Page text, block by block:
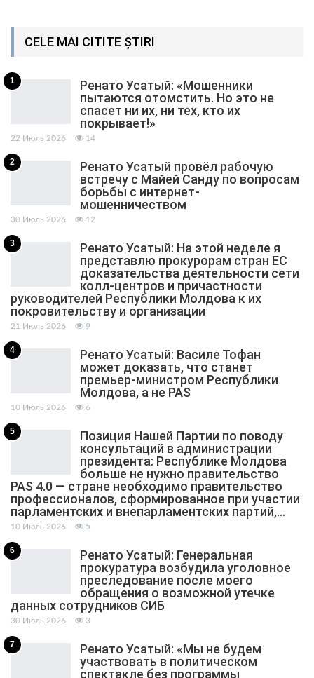
CELE MAI CITITE ȘTIRI
1
Ренато Усатый: «Мошенники
пытаются отомстить. Но это не
спасет ни их, ни тех, кто их
покрывает!»
22 Июль 2026 14
2
Ренато Усатый провёл рабочую
встречу с Майей Санду по вопросам
борьбы с интернет-
мошенничеством
30 Июль 2026 12
3
Ренато Усатый: На этой неделе я
представлю прокурорам стран ЕС
доказательства деятельности сети
колл-центров и причастности
руководителей Республики Молдова к их
покровительству и организации
21 Июль 2026 9
4
Ренато Усатый: Василе Тофан
может доказать, что станет
премьер-министром Республики
Молдова, а не PAS
10 Июль 2026 6
5
Позиция Нашей Партии по поводу
консультаций в администрации
президента: Республике Молдова
больше не нужно правительство
PAS 4.0 — стране необходимо правительство
профессионалов, сформированное при участии
парламентских и внепарламентских партий,…
10 Июль 2026 5
6
Ренато Усатый: Генеральная
прокуратура возбудила уголовное
преследование после моего
обращения о возможной утечке
данных сотрудников СИБ
30 Июль 2026 3
7
Ренато Усатый: «Мы не будем
участвовать в политическом
спектакле без программы